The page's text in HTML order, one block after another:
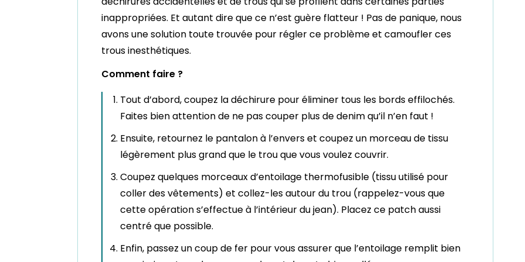
inappropriées. Et autant dire que ce n’est guère flatteur ! Pas de panique, nous
avons une solution toute trouvée pour régler ce problème et camoufler ces
trous inesthétiques.
Comment faire ?
Tout d’abord, coupez la déchirure pour éliminer tous les bords effilochés.
Faites bien attention de ne pas couper plus de denim qu’il n’en faut !
Ensuite, retournez le pantalon à l’envers et coupez un morceau de tissu
légèrement plus grand que le trou que vous voulez couvrir.
Coupez quelques morceaux d’entoilage thermofusible (tissu utilisé pour
coller des vêtements) et collez-les autour du trou (rappelez-vous que
cette opération s’effectue à l’intérieur du jean). Placez ce patch aussi
centré que possible.
Enfin, passez un coup de fer pour vous assurer que l’entoilage remplit bien